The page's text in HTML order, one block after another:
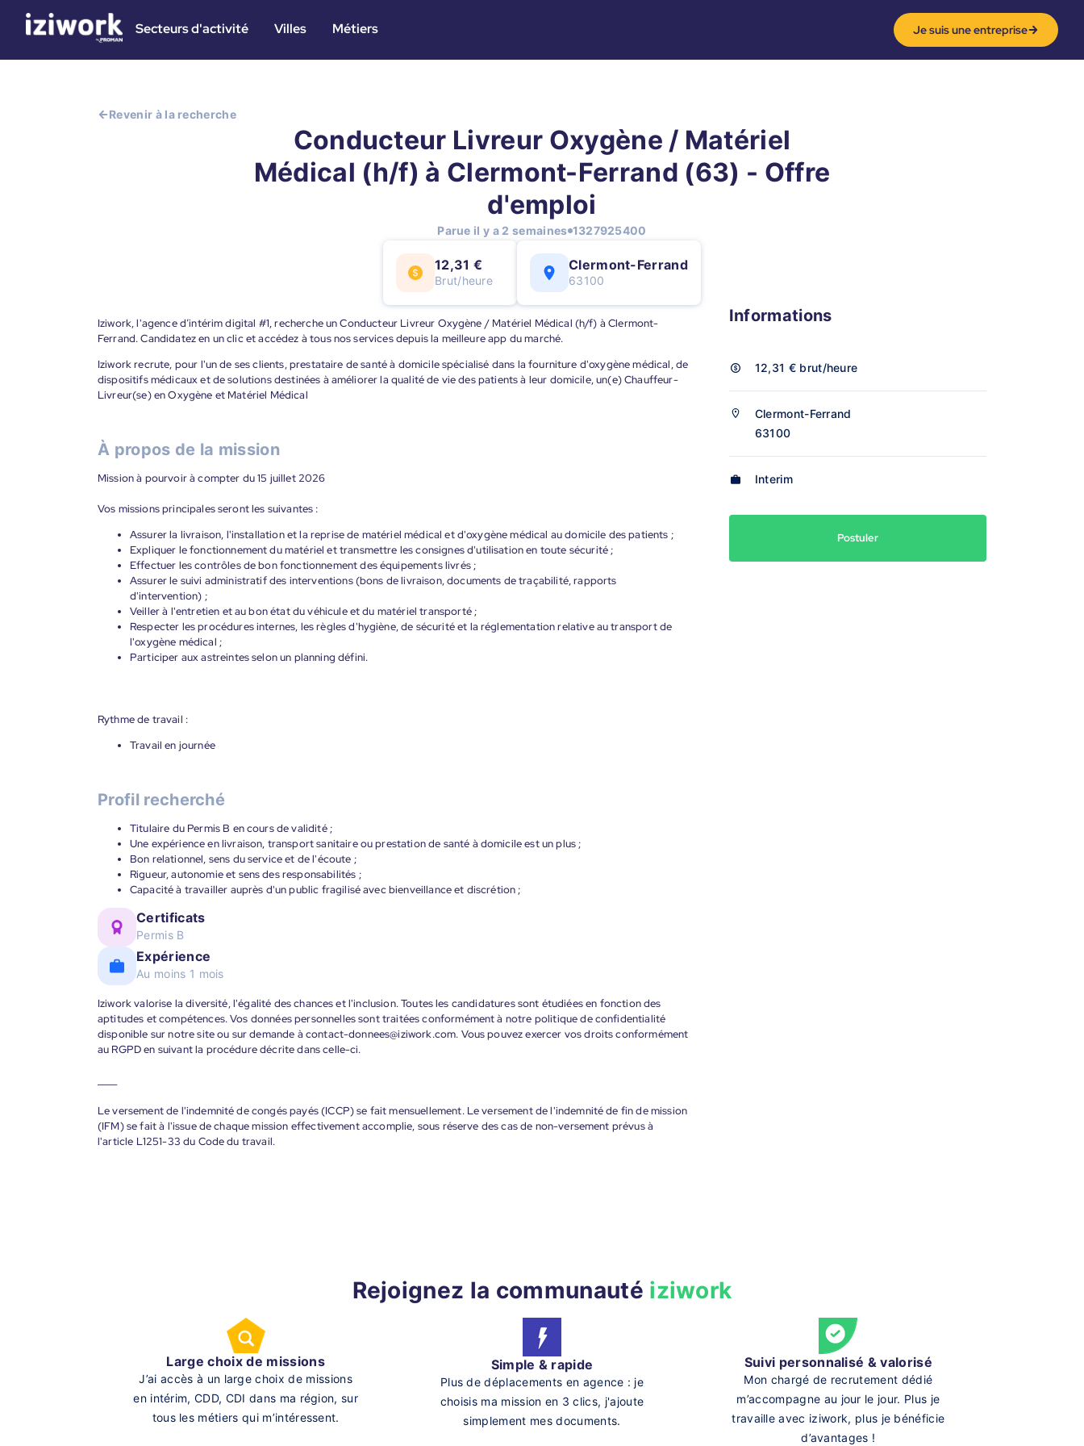
Secteurs d'activité Villes Métiers Je suis une entreprise
Revenir à la recherche
Conducteur Livreur Oxygène / Matériel
Médical (h/f) à Clermont-Ferrand (63) - Offre
d'emploi
Parue il y a 2 semaines 1327925400
12,31 €
Brut/heure
Clermont-Ferrand
63100
Iziwork, l'agence d’intérim digital #1, recherche un Conducteur Livreur Oxygène / Matériel Médical (h/f) à Clermont-
Ferrand. Candidatez en un clic et accédez à tous nos services depuis la meilleure app du marché.
Iziwork recrute, pour l'un de ses clients, prestataire de santé à domicile spécialisé dans la fourniture d'oxygène médical, de
dispositifs médicaux et de solutions destinées à améliorer la qualité de vie des patients à leur domicile, un(e) Chauffeur-
Livreur(se) en Oxygène et Matériel Médical
À propos de la mission
Mission à pourvoir à compter du 15 juillet 2026
Vos missions principales seront les suivantes :
Assurer la livraison, l'installation et la reprise de matériel médical et d'oxygène médical au domicile des patients ;
Expliquer le fonctionnement du matériel et transmettre les consignes d'utilisation en toute sécurité ;
Effectuer les contrôles de bon fonctionnement des équipements livrés ;
Assurer le suivi administratif des interventions (bons de livraison, documents de traçabilité, rapports
d'intervention) ;
Veiller à l'entretien et au bon état du véhicule et du matériel transporté ;
Respecter les procédures internes, les règles d'hygiène, de sécurité et la réglementation relative au transport de
l'oxygène médical ;
Participer aux astreintes selon un planning défini.
Rythme de travail :
Travail en journée
Profil recherché
Titulaire du Permis B en cours de validité ;
Une expérience en livraison, transport sanitaire ou prestation de santé à domicile est un plus ;
Bon relationnel, sens du service et de l'écoute ;
Rigueur, autonomie et sens des responsabilités ;
Capacité à travailler auprès d'un public fragilisé avec bienveillance et discrétion ;
Certificats
Permis B
Expérience
Au moins 1 mois
Iziwork valorise la diversité, l'égalité des chances et l'inclusion. Toutes les candidatures sont étudiées en fonction des
aptitudes et compétences. Vos données personnelles sont traitées conformément à notre politique de confidentialité
disponible sur notre site ou sur demande à contact-donnees@iziwork.com. Vous pouvez exercer vos droits conformément
au RGPD en suivant la procédure décrite dans celle-ci.
Le versement de l'indemnité de congés payés (ICCP) se fait mensuellement. Le versement de l'indemnité de fin de mission
(IFM) se fait à l'issue de chaque mission effectivement accomplie, sous réserve des cas de non-versement prévus à
l'article L1251-33 du Code du travail.
Informations
12,31 € brut/heure
Clermont-Ferrand
63100
Interim
Postuler
Rejoignez la communauté iziwork
Large choix de missions
J’ai accès à un large choix de missions
en intérim, CDD, CDI dans ma région, sur
tous les métiers qui m’intéressent.
Simple & rapide
Plus de déplacements en agence : je
choisis ma mission en 3 clics, j'ajoute
simplement mes documents.
Suivi personnalisé & valorisé
Mon chargé de recrutement dédié
m’accompagne au jour le jour. Plus je
travaille avec iziwork, plus je bénéficie
d’avantages !